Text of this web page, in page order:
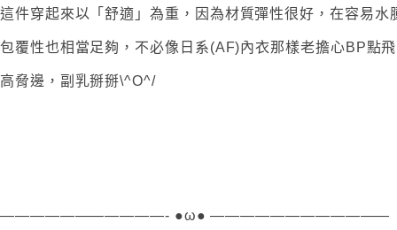
這件穿起來以「舒適」為重，因為材質彈性很好，在容易水
包覆性也相當足夠，不必像日系(AF)內衣那樣老擔心BP點
高脅邊，副乳掰掰\^O^/
———————————- ●ω● ————————————